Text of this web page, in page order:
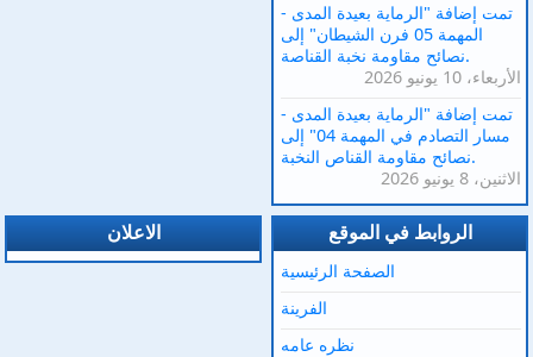
تمت إضافة "الرماية بعيدة المدى -
المهمة 05 فرن الشيطان" إلى
نصائح مقاومة نخبة القناصة.
الأربعاء، 10 يونيو 2026
تمت إضافة "الرماية بعيدة المدى -
مسار التصادم في المهمة 04" إلى
نصائح مقاومة القناص النخبة.
الاثنين، 8 يونيو 2026
الاعلان الروابط في الموقع
الصفحة الرئيسية
الفرينة
نظره عامه